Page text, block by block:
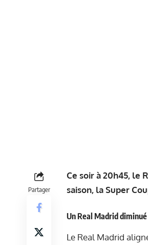
Partager
Ce soir à 20h45, le
saison, la Super
Un Real Madrid diminué
Le Real Madrid